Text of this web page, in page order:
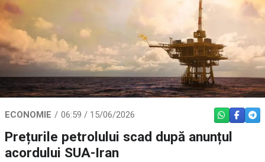
ECONOMIE 06:59 / 15/06/2026 WHATSAPP
Prețurile petrolului scad după anunțul
acordului SUA-Iran